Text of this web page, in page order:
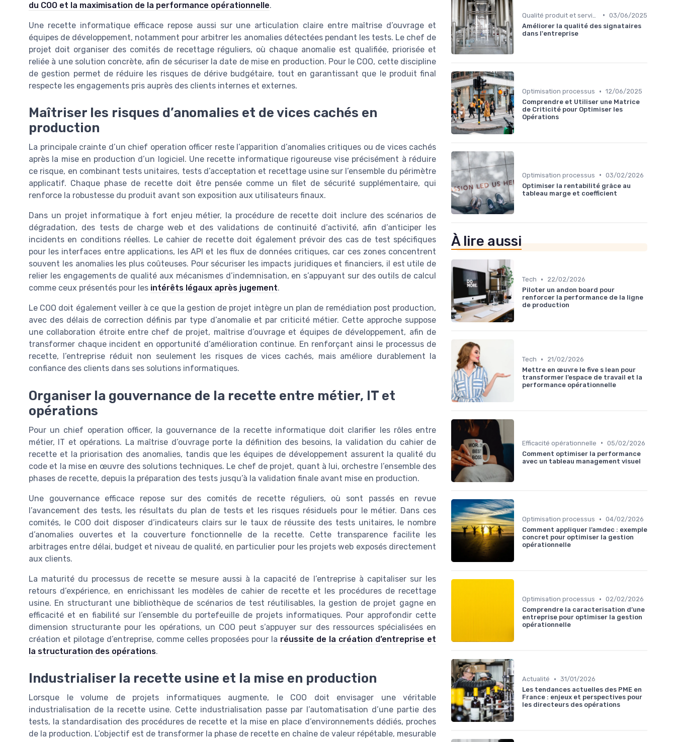
du COO et la maximisation de la performance opérationnelle.
Une recette informatique efficace repose aussi sur une articulation claire entre maîtrise d’ouvrage et
équipes de développement, notamment pour arbitrer les anomalies détectées pendant les tests. Le chef de
projet doit organiser des comités de recettage réguliers, où chaque anomalie est qualifiée, priorisée et
reliée à une solution concrète, afin de sécuriser la date de mise en production. Pour le COO, cette discipline
de gestion permet de réduire les risques de dérive budgétaire, tout en garantissant que le produit final
respecte les engagements pris auprès des clients internes et externes.
Maîtriser les risques d’anomalies et de vices cachés en
production
La principale crainte d’un chief operation officer reste l’apparition d’anomalies critiques ou de vices cachés
après la mise en production d’un logiciel. Une recette informatique rigoureuse vise précisément à réduire
ce risque, en combinant tests unitaires, tests d’acceptation et recettage usine sur l’ensemble du périmètre
applicatif. Chaque phase de recette doit être pensée comme un filet de sécurité supplémentaire, qui
renforce la robustesse du produit avant son exposition aux utilisateurs finaux.
Dans un projet informatique à fort enjeu métier, la procédure de recette doit inclure des scénarios de
dégradation, des tests de charge web et des validations de continuité d’activité, afin d’anticiper les
incidents en conditions réelles. Le cahier de recette doit également prévoir des cas de test spécifiques
pour les interfaces entre applications, les API et les flux de données critiques, car ces zones concentrent
souvent les anomalies les plus coûteuses. Pour sécuriser les impacts juridiques et financiers, il est utile de
relier les engagements de qualité aux mécanismes d’indemnisation, en s’appuyant sur des outils de calcul
comme ceux présentés pour les intérêts légaux après jugement.
Le COO doit également veiller à ce que la gestion de projet intègre un plan de remédiation post production,
avec des délais de correction définis par type d’anomalie et par criticité métier. Cette approche suppose
une collaboration étroite entre chef de projet, maîtrise d’ouvrage et équipes de développement, afin de
transformer chaque incident en opportunité d’amélioration continue. En renforçant ainsi le processus de
recette, l’entreprise réduit non seulement les risques de vices cachés, mais améliore durablement la
confiance des clients dans ses solutions informatiques.
Organiser la gouvernance de la recette entre métier, IT et
opérations
Pour un chief operation officer, la gouvernance de la recette informatique doit clarifier les rôles entre
métier, IT et opérations. La maîtrise d’ouvrage porte la définition des besoins, la validation du cahier de
recette et la priorisation des anomalies, tandis que les équipes de développement assurent la qualité du
code et la mise en œuvre des solutions techniques. Le chef de projet, quant à lui, orchestre l’ensemble des
phases de recette, depuis la préparation des tests jusqu’à la validation finale avant mise en production.
Une gouvernance efficace repose sur des comités de recette réguliers, où sont passés en revue
l’avancement des tests, les résultats du plan de tests et les risques résiduels pour le métier. Dans ces
comités, le COO doit disposer d’indicateurs clairs sur le taux de réussite des tests unitaires, le nombre
d’anomalies ouvertes et la couverture fonctionnelle de la recette. Cette transparence facilite les
arbitrages entre délai, budget et niveau de qualité, en particulier pour les projets web exposés directement
aux clients.
La maturité du processus de recette se mesure aussi à la capacité de l’entreprise à capitaliser sur les
retours d’expérience, en enrichissant les modèles de cahier de recette et les procédures de recettage
usine. En structurant une bibliothèque de scénarios de test réutilisables, la gestion de projet gagne en
efficacité et en fiabilité sur l’ensemble du portefeuille de projets informatiques. Pour approfondir cette
dimension structurante pour les opérations, un COO peut s’appuyer sur des ressources spécialisées en
création et pilotage d’entreprise, comme celles proposées pour la réussite de la création d’entreprise et
la structuration des opérations.
Industrialiser la recette usine et la mise en production
Lorsque le volume de projets informatiques augmente, le COO doit envisager une véritable
industrialisation de la recette usine. Cette industrialisation passe par l’automatisation d’une partie des
tests, la standardisation des procédures de recette et la mise en place d’environnements dédiés, proches
de la production. L’objectif est de transformer la phase de recette en chaîne de valeur répétable, mesurable
• 03/06/2025
Améliorer la qualité des signataires
dans l'entreprise
Optimisation processus • 12/06/2025
Comprendre et Utiliser une Matrice
de Criticité pour Optimiser les
Opérations
Optimisation processus • 03/02/2026
Optimiser la rentabilité grâce au
tableau marge et coefficient
À lire aussi
Tech •
22/02/2026
Piloter un andon board pour
renforcer la performance de la ligne
de production
Tech •
21/02/2026
Mettre en œuvre le five s lean pour
transformer l’espace de travail et la
performance opérationnelle
Efficacité opérationnelle • 05/02/2026
Comment optimiser la performance
avec un tableau management visuel
Optimisation processus • 04/02/2026
Comment appliquer l’amdec : exemple
concret pour optimiser la gestion
opérationnelle
Optimisation processus • 02/02/2026
Comprendre la caracterisation d’une
entreprise pour optimiser la gestion
opérationnelle
Actualité • 31/01/2026
Les tendances actuelles des PME en
France : enjeux et perspectives pour
les directeurs des opérations